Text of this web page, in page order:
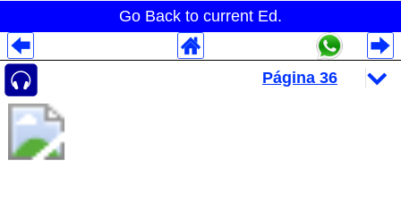
Go Back to current Ed.
Despliegues Analytics
Despliegues Totales
Despliegues por Rubros